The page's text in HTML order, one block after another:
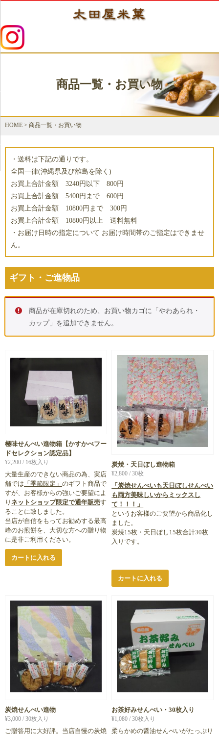
商品一覧・お買い物
HOME > 商品一覧・お買い物
・送料は下記の通りです。
全国一律(沖縄県及び離島を除く)
お買上合計金額 3240円以下 800円
お買上合計金額 5400円まで 600円
お買上合計金額 10800円まで 300円
お買上合計金額 10800円以上 送料無料
・お届け日時の指定について お届け時間帯のご指定はできませ
ん。
ギフト・ご進物品
商品が在庫切れのため、お買い物カゴに「やわあられ・
カップ」を追加できません。
極味せんべい進物箱【かすかべフー
ドセレクション認定品】
¥2,200 / 16枚入り
大量生産のできない商品の為、実店
舗では 「季節限定」 のギフト商品で
すが、お客様からの強いご要望によ
り ネットショップ限定で通年販売す
ることに致しました。
当店が自信をもってお勧めする最高
峰のお煎餅を、大切な方への贈り物
に是非ご利用ください。
カートに入れる
炭焼・天日ぼし進物箱
¥2,800 / 30枚
「炭焼せんべいも天日ぼしせんべい
も両方美味しいからミックスし
て！！！」
というお客様のご要望から商品化し
ました。
炭焼15枚・天日ぼし15枚合計30枚
入りです。
カートに入れる
炭焼せんべい進物
¥3,000 / 30枚入り
ご贈答用に大好評。当店自慢の炭焼
お茶好みせんべい・30枚入り
¥1,080 / 30枚入り
柔らかめの醤油せんべいがたっぷり